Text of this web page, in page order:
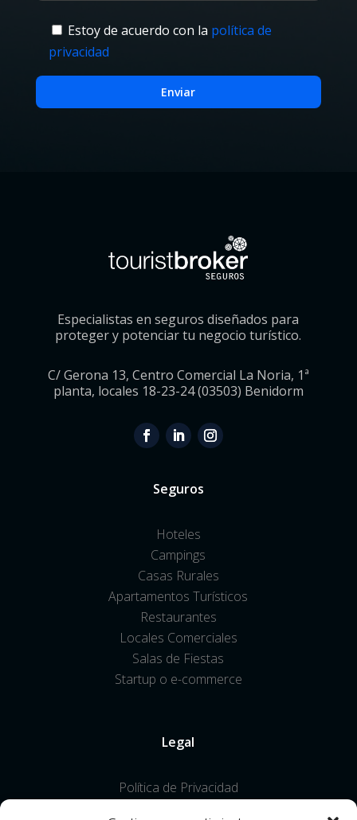
Estoy de acuerdo con la política de
privacidad
Enviar
Especialistas en seguros diseñados para
proteger y potenciar tu negocio turístico.
C/ Gerona 13, Centro Comercial La Noria, 1ª
planta, locales 18-23-24 (03503) Benidorm
Seguros
Hoteles
Campings
Casas Rurales
Apartamentos Turísticos
Restaurantes
Locales Comerciales
Salas de Fiestas
Startup o e-commerce
Legal
Política de Privacidad